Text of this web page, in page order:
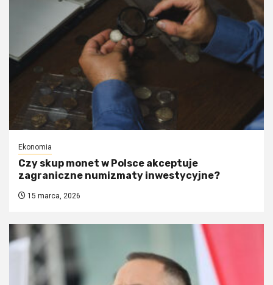
Ekonomia
Czy skup monet w Polsce akceptuje
zagraniczne numizmaty inwestycyjne?
15 marca, 2026